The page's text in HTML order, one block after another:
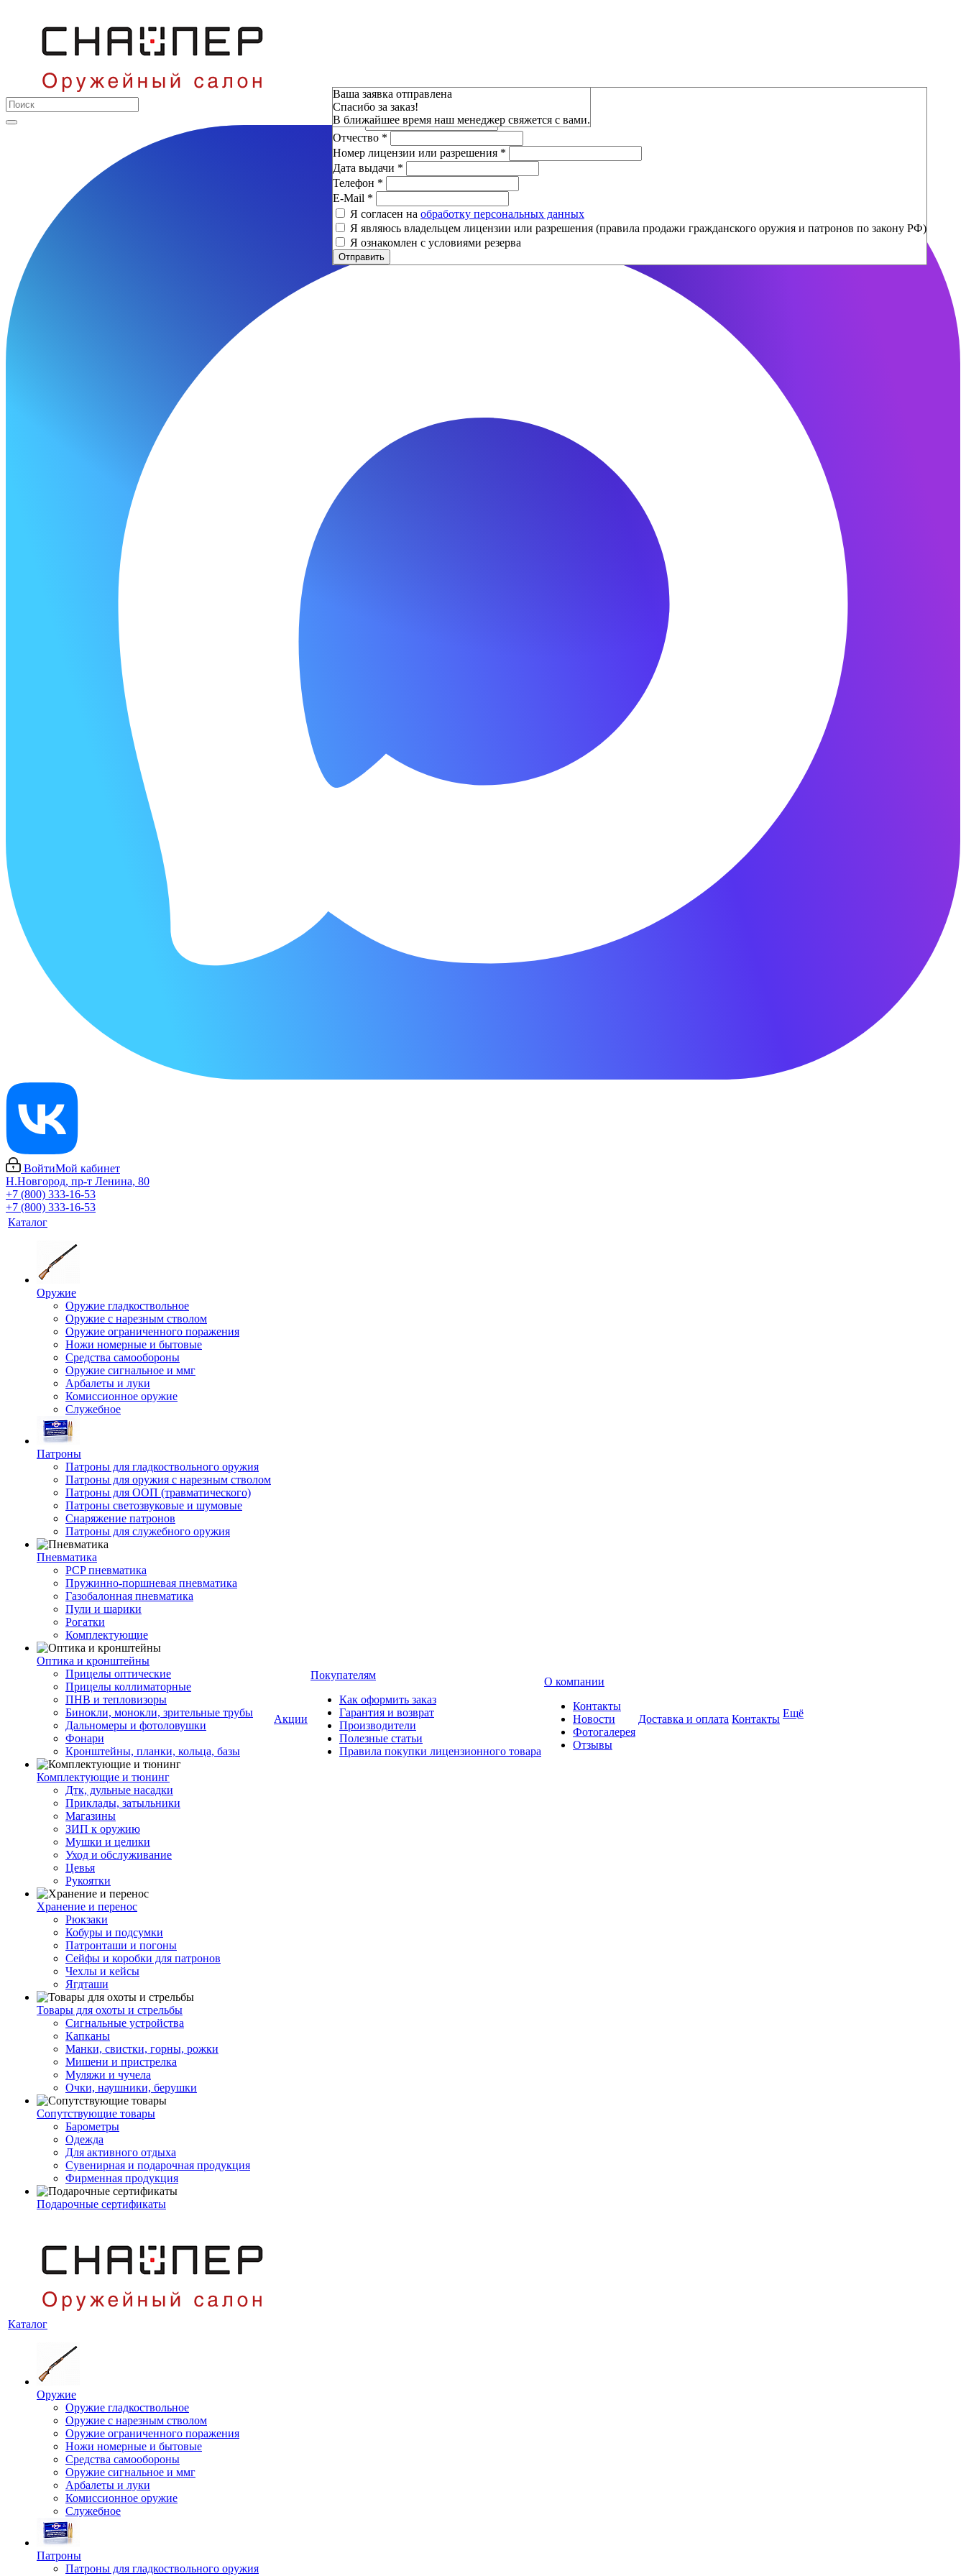
ВойтиМой кабинет
Н.Новгород, пр-т Ленина, 80
+7 (800) 333-16-53
+7 (800) 333-16-53
Каталог
Оружие
Оружие гладкоствольное
Оружие с нарезным стволом
Оружие ограниченного поражения
Ножи номерные и бытовые
Средства самообороны
Оружие сигнальное и ммг
Арбалеты и луки
Комиссионное оружие
Служебное
Патроны
Патроны для гладкоствольного оружия
Патроны для оружия с нарезным стволом
Патроны для ООП (травматического)
Патроны светозвуковые и шумовые
Снаряжение патронов
Патроны для служебного оружия
Пневматика
PCP пневматика
Пружинно-поршневая пневматика
Газобалонная пневматика
Пули и шарики
Рогатки
Комплектующие
Оптика и кронштейны
Прицелы оптические
Прицелы коллиматорные
ПНВ и тепловизоры
Бинокли, монокли, зрительные трубы
Дальномеры и фотоловушки
Фонари
Кронштейны, планки, кольца, базы
Комплектующие и тюнинг
Дтк, дульные насадки
Приклады, затыльники
Магазины
ЗИП к оружию
Мушки и целики
Уход и обслуживание
Цевья
Рукоятки
Хранение и перенос
Рюкзаки
Кобуры и подсумки
Патронташи и погоны
Сейфы и коробки для патронов
Чехлы и кейсы
Ягдташи
Товары для охоты и стрельбы
Сигнальные устройства
Капканы
Манки, свистки, горны, рожки
Мишени и пристрелка
Муляжи и чучела
Очки, наушники, берушки
Сопутствующие товары
Барометры
Одежда
Для активного отдыха
Сувенирная и подарочная продукция
Фирменная продукция
Подарочные сертификаты
Акции
Покупателям
Как оформить заказ
Гарантия и возврат
Производители
Полезные статьи
Правила покупки лицензионного товара
О компании
Контакты
Новости
Фотогалерея
Отзывы
Доставка и оплата Контакты Ещё
Каталог
Оружие
Оружие гладкоствольное
Оружие с нарезным стволом
Оружие ограниченного поражения
Ножи номерные и бытовые
Средства самообороны
Оружие сигнальное и ммг
Арбалеты и луки
Комиссионное оружие
Служебное
Патроны
Патроны для гладкоствольного оружия
Зарезервировать
Фамилия*
Имя*
Отчество *
Номер лицензии или разрешения *
Дата выдачи *
Телефон *
E-Mail *
Я согласен на обработку персональных данных
Я являюсь владельцем лицензии или разрешения (правила продажи гражданского оружия и патронов по закону РФ)
Я ознакомлен с условиями резерва
Отправить
Ваша заявка отправлена
Спасибо за заказ!
В ближайшее время наш менеджер свяжется с вами.